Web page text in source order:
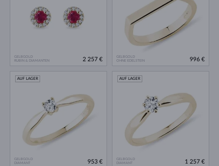
GELBGOLD
RUBIN & DIAMANTEN
2 257 €
GELBGOLD
OHNE EDELSTEIN
996 €
GELBGOLD
DIAMANT
AUF LAGER
953 €
GELBGOLD
DIAMANT
AUF LAGER
1 257 €